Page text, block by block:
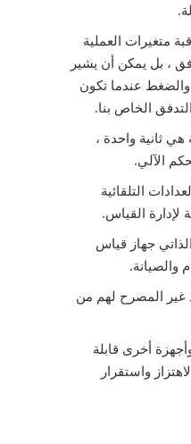
متغيرات العملية
، بل يمكن أن يشير
عندما تكون
الخاص بنا.
ثانية واحدة ،
الآلي.
التلقائية
لإدارة القياس.
جهاز قياس
والصيانة.
غير المصرح لهم من
أخرى قابلة
واستقرار